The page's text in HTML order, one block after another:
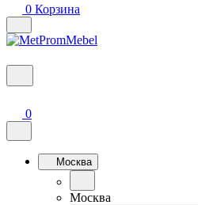
0 Корзина
0
Москва
Москва